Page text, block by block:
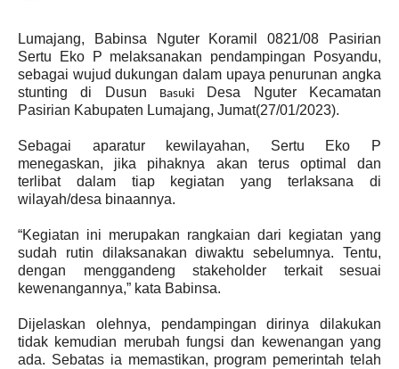
Lumajang, Babinsa Nguter Koramil 0821/08 Pasirian
Sertu Eko P melaksanakan pendampingan Posyandu,
sebagai wujud dukungan dalam upaya penurunan angka
stunting di Dusun
Basuki Desa Nguter Kecamatan
Pasirian Kabupaten Lumajang, Jumat(27/01/2023).
Sebagai aparatur kewilayahan, Sertu Eko P
menegaskan, jika pihaknya akan terus optimal dan
terlibat dalam tiap kegiatan yang terlaksana di
wilayah/desa binaannya.
“Kegiatan ini merupakan rangkaian dari kegiatan yang
sudah rutin dilaksanakan diwaktu sebelumnya. Tentu,
dengan menggandeng stakeholder terkait sesuai
kewenangannya,” kata Babinsa.
Dijelaskan olehnya, pendampingan dirinya dilakukan
tidak kemudian merubah fungsi dan kewenangan yang
ada. Sebatas ia memastikan, program pemerintah telah